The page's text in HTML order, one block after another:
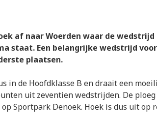
af naar Woerden waar de wedstrijd
staat. Een belangrijke wedstrijd
plaatsen.
in de Hoofdklasse B en draait een
uit zeventien wedstrijden. De
Sportpark Denoek. Hoek is dus uit op